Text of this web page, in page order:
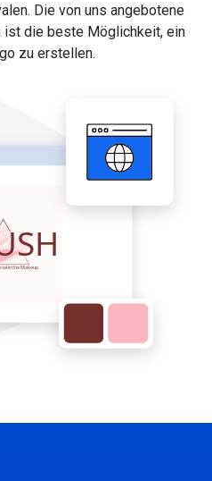
Die von uns angebotene
die beste Möglichkeit, ein
zu erstellen.